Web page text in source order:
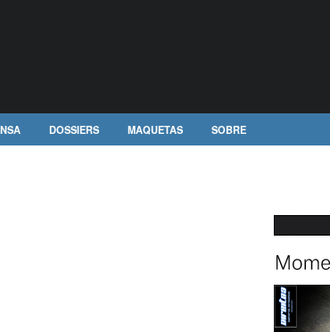
DOSSIERS MAQUETAS SOBRE